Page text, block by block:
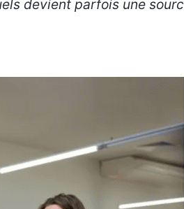
devient parfois une